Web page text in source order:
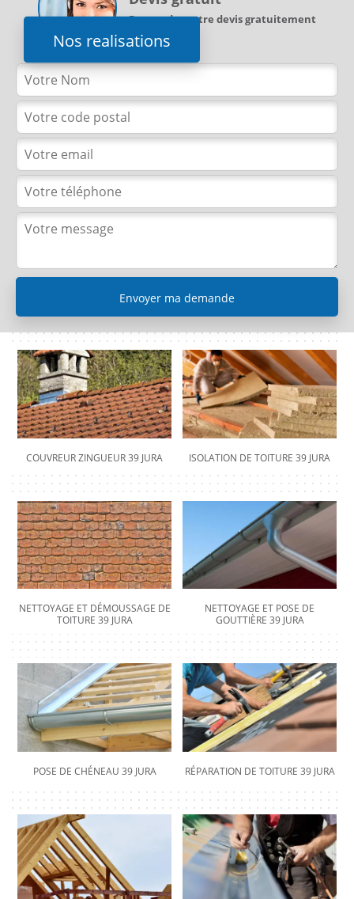
Nos realisations
Demandez votre devis gratuitement
COUVREUR ZINGUEUR 39 JURA ISOLATION DE TOITURE 39 JURA
NETTOYAGE ET DÉMOUSSAGE DE
TOITURE 39 JURA
NETTOYAGE ET POSE DE
GOUTTIÈRE 39 JURA
POSE DE CHÉNEAU 39 JURA RÉPARATION DE TOITURE 39 JURA